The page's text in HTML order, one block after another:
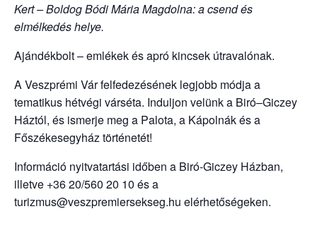
Kert – Boldog Bódi Mária Magdolna: a csend és
elmélkedés helye.
Ajándékbolt – emlékek és apró kincsek útravalónak.
A Veszprémi Vár felfedezésének legjobb módja a
tematikus hétvégi várséta. Induljon velünk a Biró–Giczey
Háztól, és ismerje meg a Palota, a Kápolnák és a
Főszékesegyház történetét!
Információ nyitvatartási időben a Biró-Giczey Házban,
illetve +36 20/560 20 10 és a
turizmus@veszpremiersekseg.hu elérhetőségeken.